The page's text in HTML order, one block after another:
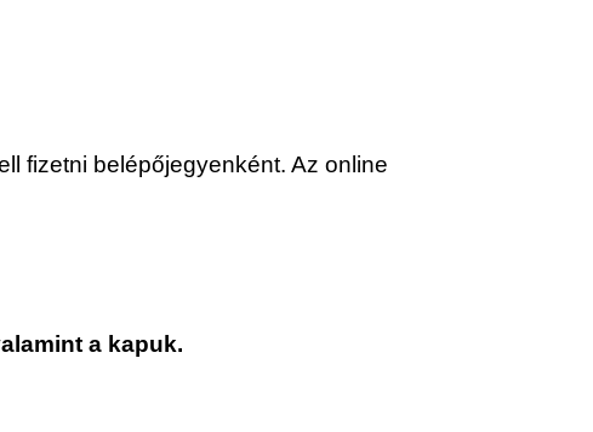
fizetni belépőjegyenként. Az online
a kapuk.